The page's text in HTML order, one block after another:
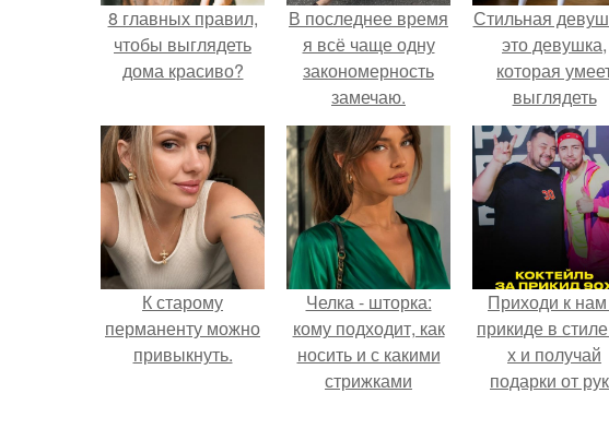
8 главных правил,
чтобы выглядеть
дома красиво?
В последнее время
я всё чаще одну
закономерность
замечаю.
Стильная
это девушка,
которая
выглядеть
элегантно в
ситуации.
К старому
перманенту можно
привыкнуть.
Челка - шторка:
кому подходит, как
носить и с какими
стрижками
Приходи к
прикиде в
х и получай
подарки от